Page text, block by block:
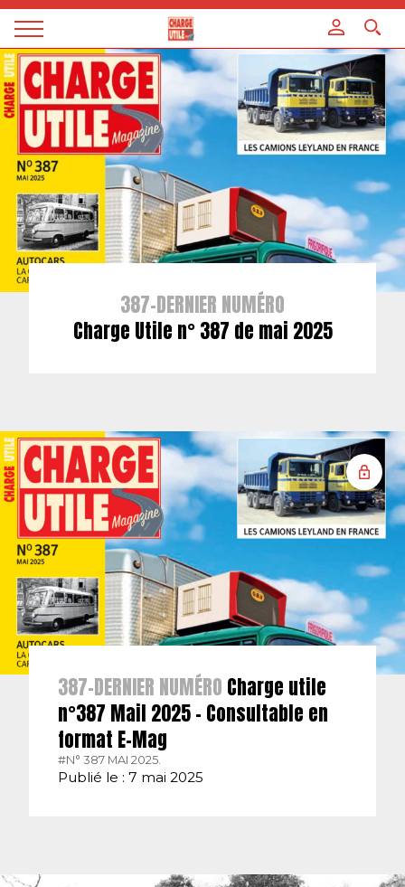
Magazine
Charge
utile
387-DERNIER NUMÉRO
Charge Utile n° 387 de mai 2025
387-DERNIER NUMÉRO Charge utile
n°387 Mail 2025 – Consultable en
format E-Mag
#N° 387 MAI 2025.
Publié le : 7 mai 2025
Panneau de gestion des cookies